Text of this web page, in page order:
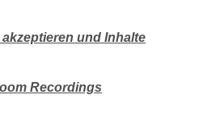
und Inhalte
Recordings